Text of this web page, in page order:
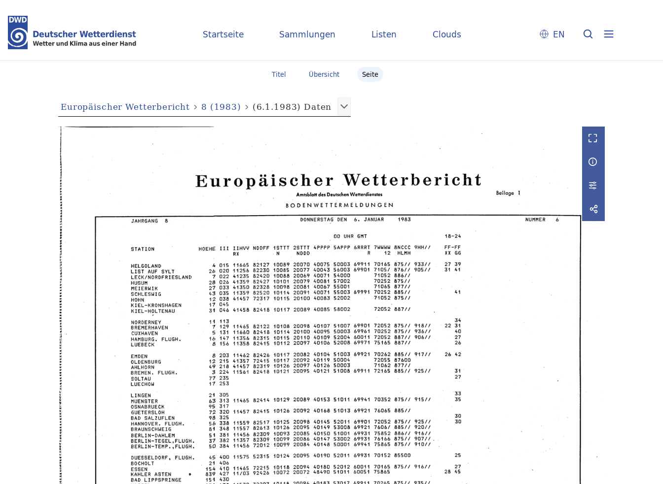
Startseite Sammlungen Listen Clouds EN
Titel Übersicht Seite
Europäischer Wetterbericht 8 (1983) (6.1.1983) Daten